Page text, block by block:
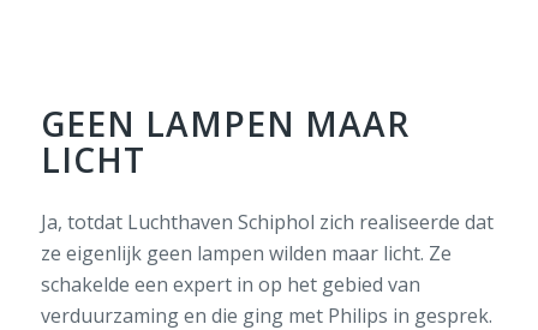
GEEN LAMPEN MAAR
LICHT
Ja, totdat Luchthaven Schiphol zich realiseerde dat
ze eigenlijk geen lampen wilden maar licht. Ze
schakelde een expert in op het gebied van
verduurzaming en die ging met Philips in gesprek.